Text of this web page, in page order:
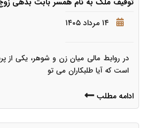
۱۴ مرداد ۱۴۰۵
در روابط مالی میان زن و شوهر، یکی از
است که آیا طلبکاران می تو
ادامه مطلب